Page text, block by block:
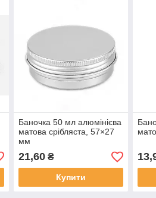
Баночка 50 мл алюмінієва
матова срібляста, 57×27
мм
21,60₴
Купити